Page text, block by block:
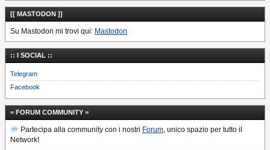
[[ MASTODON ]]
Su Mastodon mi trovi qui: Mastodon
:: I SOCIAL ::
Telegram
Facebook
= FORUM COMMUNITY =
Partecipa alla community con i nostri Forum, unico spazio per tutto il
Network!